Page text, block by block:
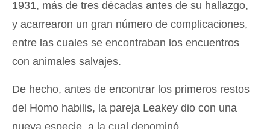
1931, más de tres décadas antes de su hallazgo,
y acarrearon un gran número de complicaciones,
entre las cuales se encontraban los encuentros
con animales salvajes.
De hecho, antes de encontrar los primeros restos
del Homo habilis, la pareja Leakey dio con una
nueva especie, a la cual denominó